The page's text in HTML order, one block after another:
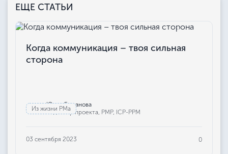
ЕЩЕ СТАТЬИ
Из жизни РМа
Когда коммуникация – твоя сильная
сторона
Юлия Бажанова
Редактор проекта, РМР, ICP-PPM
03 сентября 2023 0